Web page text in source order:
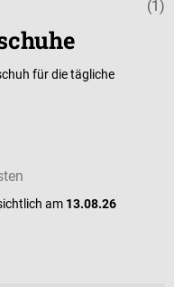
(1)
für die tägliche
am 13.08.26